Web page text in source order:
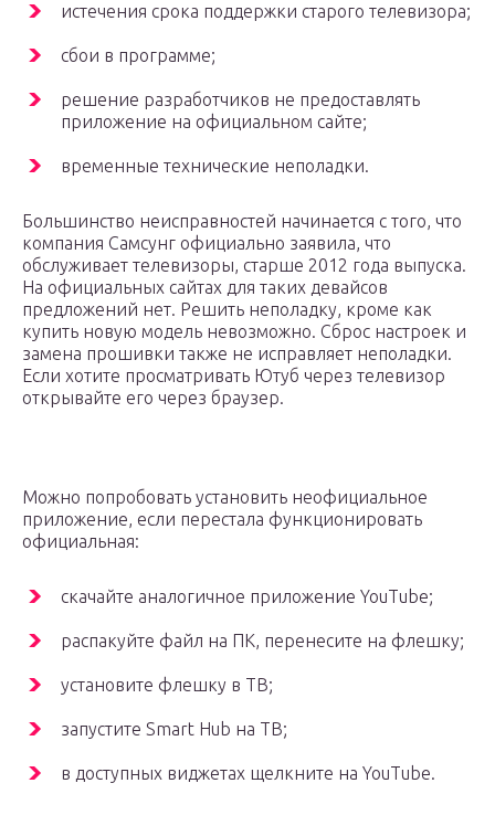
истечения срока поддержки старого телевизора;
сбои в программе;
решение разработчиков не предоставлять
приложение на официальном сайте;
временные технические неполадки.
Большинство неисправностей начинается с того, что
компания Самсунг официально заявила, что
обслуживает телевизоры, старше 2012 года выпуска.
На официальных сайтах для таких девайсов
предложений нет. Решить неполадку, кроме как
купить новую модель невозможно. Сброс настроек и
замена прошивки также не исправляет неполадки.
Если хотите просматривать Ютуб через телевизор
открывайте его через браузер.
Можно попробовать установить неофициальное
приложение, если перестала функционировать
официальная:
скачайте аналогичное приложение YouTube;
распакуйте файл на ПК, перенесите на флешку;
установите флешку в ТВ;
запустите Smart Hub на ТВ;
в доступных виджетах щелкните на YouTube.